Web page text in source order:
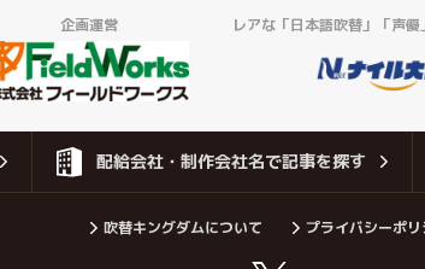
企画運営 レアな「日本語吹替」「声
配給会社・制作会社名で記事を探す
吹替キングダムについて プライバシーポリ